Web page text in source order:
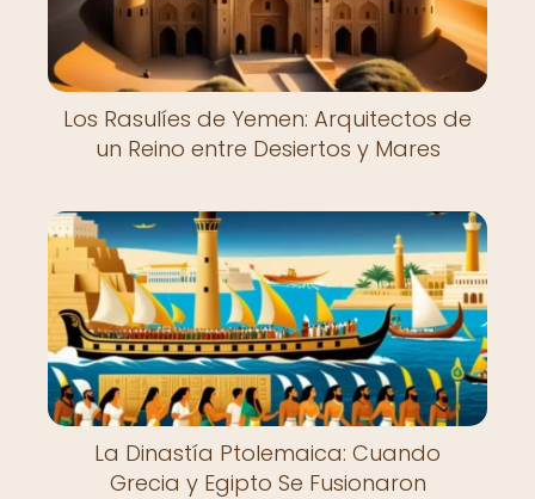
Los Rasulíes de Yemen: Arquitectos de
un Reino entre Desiertos y Mares
La Dinastía Ptolemaica: Cuando
Grecia y Egipto Se Fusionaron